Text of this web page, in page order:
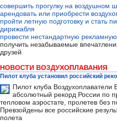
совершить прогулку на воздушном
арендовать или приобрести
пройти летную подготовку и стать
дирижабля
провести нестандартную
получить незабываемые
друзей
НОВОСТИ ВОЗДУХОПЛАВАНИЯ
Пилот клуба установил российский
Пилот клуба Воздухоплаватели
абсолютный рекорд России по
тепловом аэростате, пролетев без
Превзойдены все российские
полета